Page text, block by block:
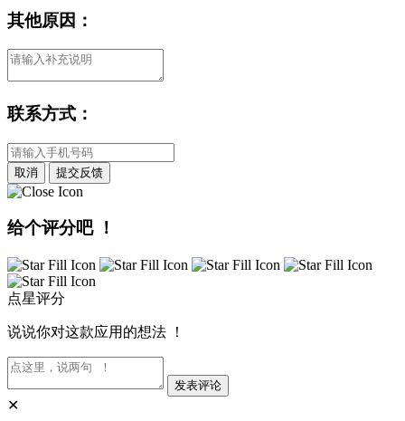
其他原因：
联系方式：
取消 提交反馈
给个评分吧 ！
点星评分
说说你对这款应用的想法 ！
发表评论
✕